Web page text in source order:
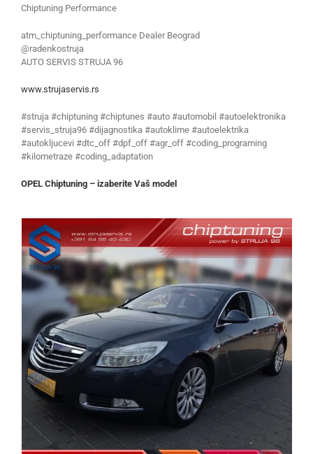
Chiptuning Performance
atm_chiptuning_performance Dealer Beograd
@radenkostruja
AUTO SERVIS STRUJA 96
www.strujaservis.rs
#struja #chiptuning #chiptunes #auto #automobil #autoelektronika
#servis_struja96 #dijagnostika #autoklime #autoelektrika
#autokljucevi #dtc_off #dpf_off #agr_off #coding_programing
#kilometraze #coding_adaptation
OPEL Chiptuning – izaberite Vaš model